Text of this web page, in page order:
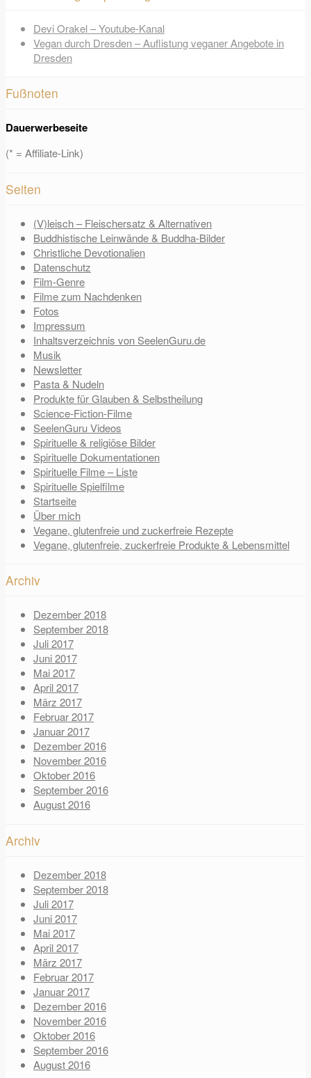
Devi Orakel – Youtube-Kanal
Vegan durch Dresden – Auflistung veganer Angebote in
Dresden
Fußnoten
Dauerwerbeseite
(* = Affiliate-Link)
Seiten
(V)leisch – Fleischersatz & Alternativen
Buddhistische Leinwände & Buddha-Bilder
Christliche Devotionalien
Datenschutz
Film-Genre
Filme zum Nachdenken
Fotos
Impressum
Inhaltsverzeichnis von SeelenGuru.de
Musik
Newsletter
Pasta & Nudeln
Produkte für Glauben & Selbstheilung
Science-Fiction-Filme
SeelenGuru Videos
Spirituelle & religiöse Bilder
Spirituelle Dokumentationen
Spirituelle Filme – Liste
Spirituelle Spielfilme
Startseite
Über mich
Vegane, glutenfreie und zuckerfreie Rezepte
Vegane, glutenfreie, zuckerfreie Produkte & Lebensmittel
Archiv
Dezember 2018
September 2018
Juli 2017
Juni 2017
Mai 2017
April 2017
März 2017
Februar 2017
Januar 2017
Dezember 2016
November 2016
Oktober 2016
September 2016
August 2016
Archiv
Dezember 2018
September 2018
Juli 2017
Juni 2017
Mai 2017
April 2017
März 2017
Februar 2017
Januar 2017
Dezember 2016
November 2016
Oktober 2016
September 2016
August 2016